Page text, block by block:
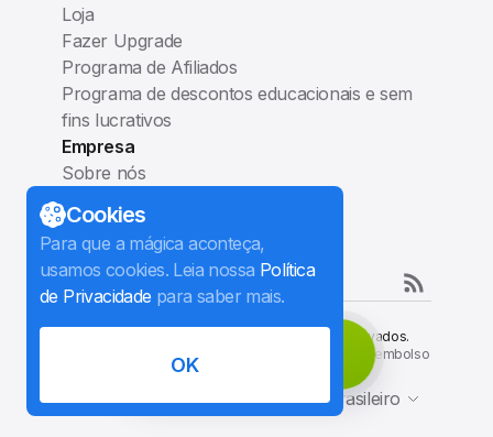
Download grátis
Loja
Fazer Upgrade
Programa de Afiliados
Programa de descontos educacionais e sem
fins lucrativos
Empresa
Sobre nós
Blog
Contatos
Siga-nos
Todos os direitos reservados.
Política de Privacidade
Política de reembolso
Contrato de Afiliação
Português Brasileiro
Cookies
Para que a mágica aconteça,
usamos cookies. Leia nossa Política
de Privacidade para saber mais.
OK